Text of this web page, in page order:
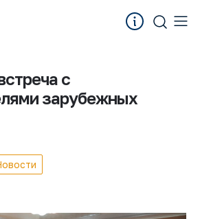
с
зарубежных